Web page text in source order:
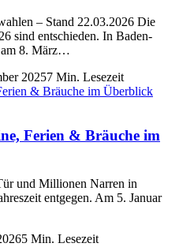
– Stand 22.03.2026 Die
sind entschieden. In Baden-
am 8. März…
20257 Min. Lesezeit
Ferien & Bräuche im
und Millionen Narren in
entgegen. Am 5. Januar
5 Min. Lesezeit